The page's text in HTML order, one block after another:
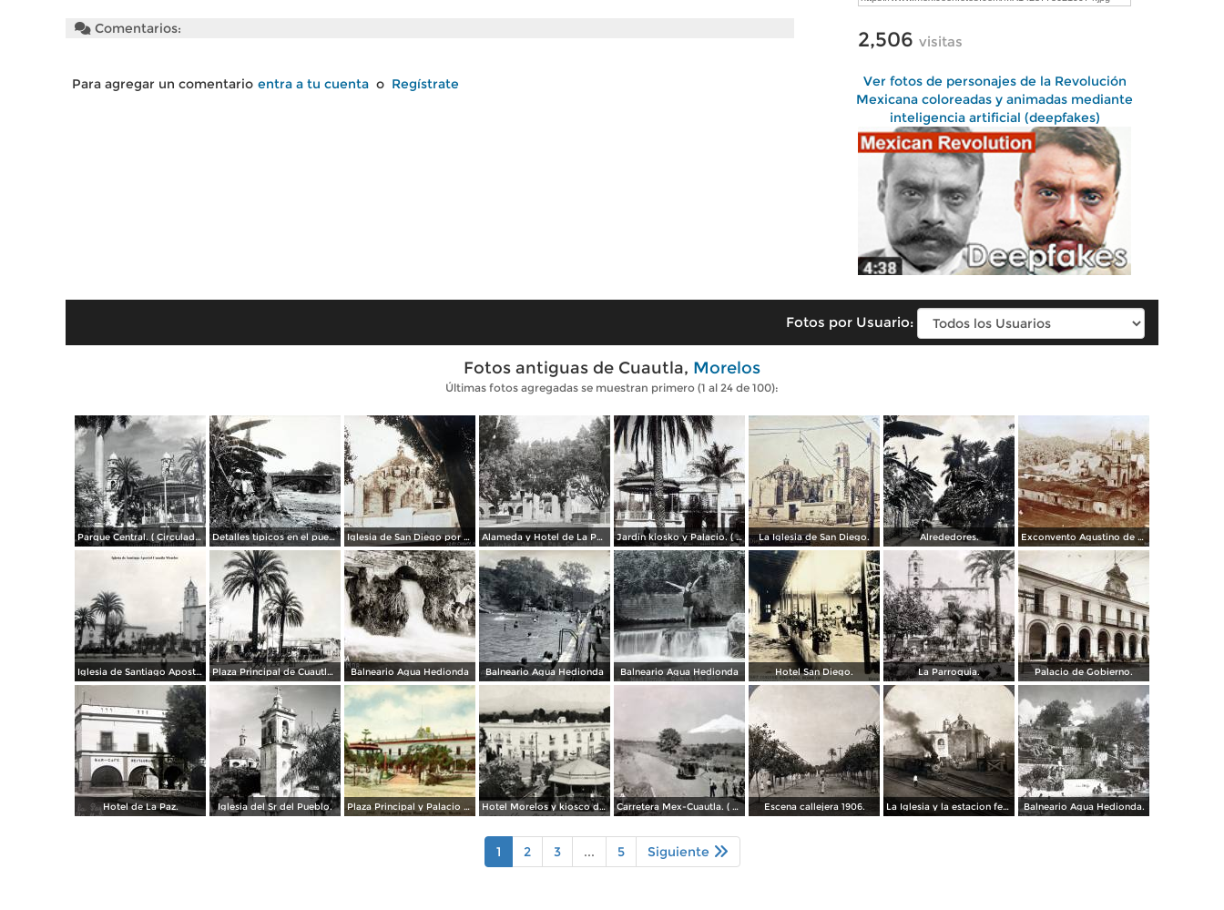
Comentarios:
Para agregar un comentario entra a tu cuenta o Regístrate
2,506 visitas
Ver fotos de personajes de la Revolución
Mexicana coloreadas y animadas mediante
inteligencia artificial (deepfakes)
Fotos por Usuario:
Fotos antiguas de Cuautla, Morelos
Últimas fotos agregadas se muestran primero (1 al 24 de 100):
Parque Central. ( Circulada el 5 de Enero de 1953 ). Detalles tipicos en el puente. Iglesia de San Diego por el Fotógrafo Hugo Brehme. Alameda y Hotel de La Paz. Jardin kiosko y Palacio. ( Circulada el 1 de Julio de 1935 ). La Iglesia de San Diego. Alrededores. Exconvento Agustino de Jonatepec por el Fotógrafo Windfield Scott.
Iglesia de Santiago Apostol Cuautla Morelos. Plaza Principal de Cuautla Morelos. ( Circulada el 2 de Noviembre de 1928 ). Balneario Agua Hedionda Balneario Agua Hedionda Balneario Agua Hedionda Hotel San Diego. La Parroquia. Palacio de Gobierno.
Hotel de La Paz. Iglesia del Sr del Pueblo. Plaza Principal y Palacio Municipal Hotel Morelos y kiosco de la plaza Carretera Mex-Cuautla. ( Circulada el 14 de Octubre de 1938 ). Escena callejera 1906. La Iglesia y la estacion ferroviaria 1906 Balneario Agua Hedionda.
1 2 3 ... 5 Siguiente